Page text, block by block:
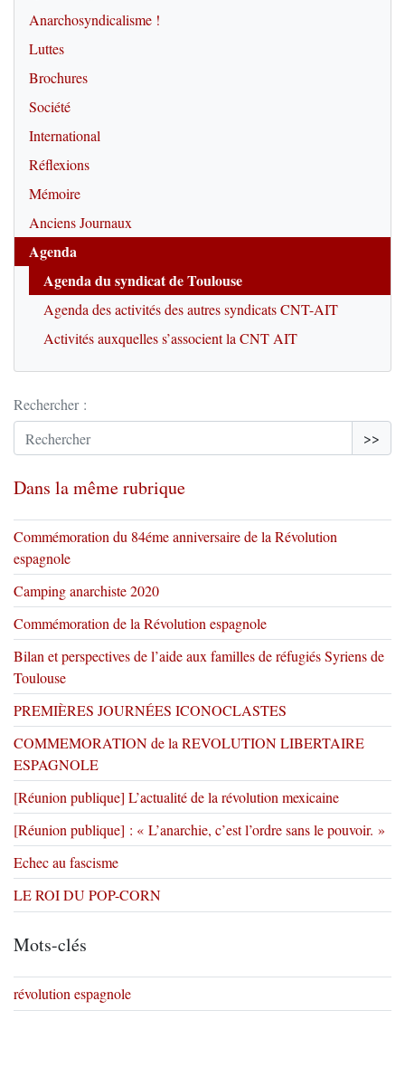
Anarchosyndicalisme !
Luttes
Brochures
Société
International
Réflexions
Mémoire
Anciens Journaux
Agenda
Agenda du syndicat de Toulouse
Agenda des activités des autres syndicats CNT-AIT
Activités auxquelles s’associent la CNT AIT
Rechercher :
>>
Dans la même rubrique
Commémoration du 84éme anniversaire de la Révolution
espagnole
Camping anarchiste 2020
Commémoration de la Révolution espagnole
Bilan et perspectives de l’aide aux familles de réfugiés Syriens de
Toulouse
PREMIÈRES JOURNÉES ICONOCLASTES
COMMEMORATION de la REVOLUTION LIBERTAIRE
ESPAGNOLE
[Réunion publique] L’actualité de la révolution mexicaine
[Réunion publique] : « L’anarchie, c’est l’ordre sans le pouvoir. »
Echec au fascisme
LE ROI DU POP-CORN
Mots-clés
révolution espagnole